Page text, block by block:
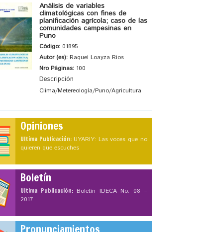
Análisis de variables
climatológicas con fines de
planificación agrícola; caso de las
comunidades campesinas en
Puno
Código: 01895
Autor (es): Raquel Loayza Rios
Nro Páginas: 100
Descripción
Clima/Metereología/Puno/Agricultura
Opiniones
Ultima Publicación: UYARIY: Las voces que no
quieren que escuches
Boletín
Ultima Publicación: Boletín IDECA No. 08 –
2017
Pronunciamientos